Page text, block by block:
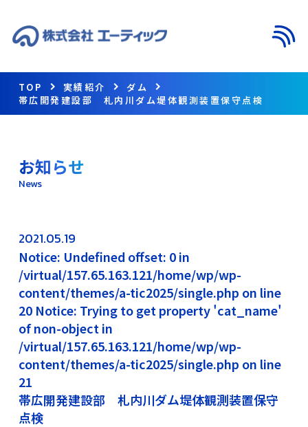
TOP 実績紹介
ダム
帯広開発建設部 札内川ダム堤体観測装置保守点検
お知らせ
News
2021.05.19
Notice: Undefined offset: 0 in
/virtual/157.65.163.121/home/wp/wp-
content/themes/a-tic2025/single.php on line
20 Notice: Trying to get property 'cat_name'
of non-object in
/virtual/157.65.163.121/home/wp/wp-
content/themes/a-tic2025/single.php on line
21
帯広開発建設部 札内川ダム堤体観測装置保守
点検